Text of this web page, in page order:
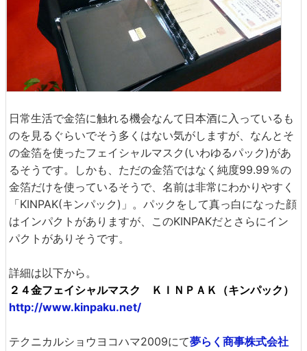
日常生活で金箔に触れる機会なんて日本酒に入っているも
のを見るぐらいでそう多くはない気がしますが、なんとそ
の金箔を使ったフェイシャルマスク(いわゆるパック)があ
るそうです。しかも、ただの金箔ではなく純度99.99％の
金箔だけを使っているそうで、名前は非常にわかりやすく
「KINPAK(キンパック)」。パックをして真っ白になった顔
はインパクトがありますが、このKINPAKだとさらにイン
パクトがありそうです。
詳細は以下から。
２４金フェイシャルマスク ＫＩＮＰＡＫ（キンパック）
http://www.kinpaku.net/
テクニカルショウヨコハマ2009にて夢らく商事株式会社